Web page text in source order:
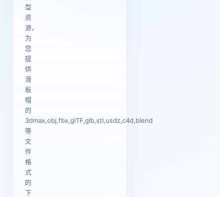
型
资
源，
为
您
提
供
滑
板
帽
的
3dmax,obj,fbx,glTF,glb,stl,usdz,c4d,blend
等
文
件
格
式
的
下